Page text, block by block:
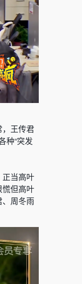
，王传君
种“突发
正当高叶
慌但高叶
、周冬雨